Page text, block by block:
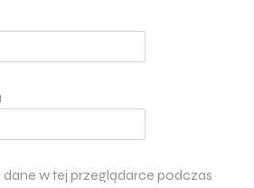
w tej przeglądarce podczas